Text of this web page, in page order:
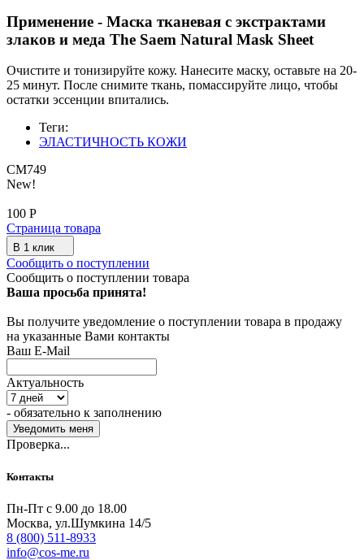
Применение - Маска тканевая с экстрактами
злаков и меда The Saem Natural Mask Sheet
Очистите и тонизируйте кожу. Нанесите маску, оставьте на 20-
25 минут. После снимите ткань, помассируйте лицо, чтобы
остатки эссенции впитались.
Теги:
ЭЛАСТИЧНОСТЬ КОЖИ
СМ749
New!
100 Р
Страница товара
В 1 клик
Сообщить о поступлении
Сообщить о поступлении товара
Ваша просьба принята!
Вы получите уведомление о поступлении товара в продажу
на указанные Вами контакты
Ваш E-Mail
Актуальность
- обязательно к заполнению
Проверка...
Контакты
Пн-Пт с 9.00 до 18.00
Москва, ул.Шумкина 14/5
8 (800) 511-8933
info@cos-me.ru